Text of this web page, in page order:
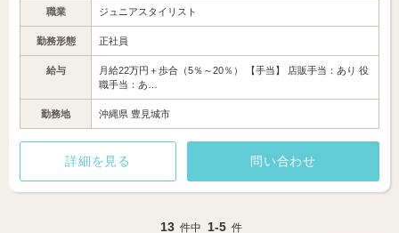
職業 ジュニアスタイリスト
勤務形態 正社員
給与
月給22万円＋歩合（5％～20％） 【手当】 店販手当：あり 役
職手当：あ…
勤務地 沖縄県 豊見城市
詳細を見る 問い合わせ
13 件中 1-5 件